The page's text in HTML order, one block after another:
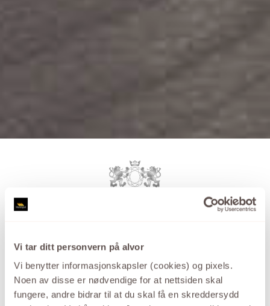
Vi tar ditt personvern på alvor
Vi benytter informasjonskapsler (cookies) og pixels.
Noen av disse er nødvendige for at nettsiden skal
fungere, andre bidrar til at du skal få en skreddersydd
diamantringer. Designet i Madonna er kraftfullt, og
elegant med sine 6 runde klør som sikkert holder
diamanten på plass. Her finner du matchende ring,
anheng og ørepynt i gult eller hvitt gull med diamanter